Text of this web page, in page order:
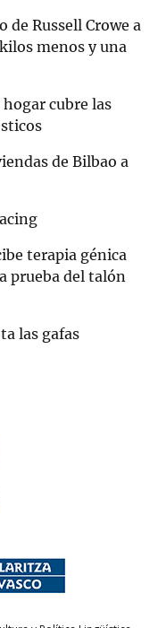
de Russell Crowe a
menos y una
hogar cubre las
de Bilbao a
terapia génica
prueba del talón
las gafas